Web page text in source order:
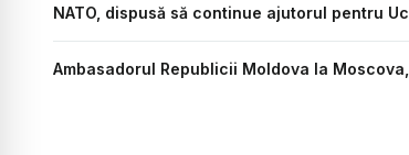
NATO, dispusă să continue ajutorul pentru
Ambasadorul Republicii Moldova la